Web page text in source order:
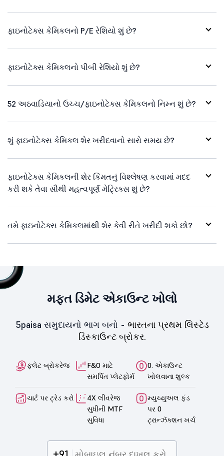
ફાઇનોટેક્સ કેમિકલનો P/E રેશિયો શું છે?
ફાઇનોટેક્સ કેમિકલનો પીબી રેશિયો શું છે?
52 અઠવાડિયાનો ઉચ્ચ/ફાઇનોટેક્સ કેમિકલનો નિમ્ન શું છે?
શું ફાઇનોટેક્સ કેમિકલ શેર ખરીદવાનો સારો સમય છે?
ફાઇનોટેક્સ કેમિકલની શેર કિંમતનું વિશ્લેષણ કરવામાં મદદ
કરી શકે તેવા સૌથી મહત્વપૂર્ણ મેટ્રિક્સ શું છે?
તમે ફાઇનોટેક્સ કેમિકલમાંથી શેર કેવી રીતે ખરીદી શકો છો?
મફત ડિમેટ એકાઉન્ટ ખોલો
5paisa સમુદાયનો ભાગ બનો - ભારતના પ્રથમ લિસ્ટેડ
ડિસ્કાઉન્ટ બ્રોકર.
ફ્લેટ બ્રોકરેજ
F&O માટે
સમર્પિત પ્લેટફોર્મ
0. એકાઉન્ટ
ખોલવાના શુલ્ક
ચાર્ટ પર ટ્રેડ કરો
4X લીવરેજ
સુધીની MTF
સુવિધા
મ્યુચ્યુઅલ ફંડ
પર 0
ટ્રાન્ઝૅક્શન ખર્ચ